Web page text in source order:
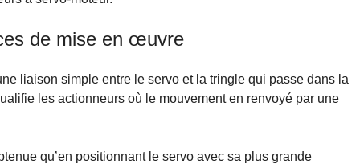
de mise en œuvre
liaison simple entre le servo et la tringle qui passe dans la
les actionneurs où le mouvement en renvoyé par une
qu’en positionnant le servo avec sa plus grande